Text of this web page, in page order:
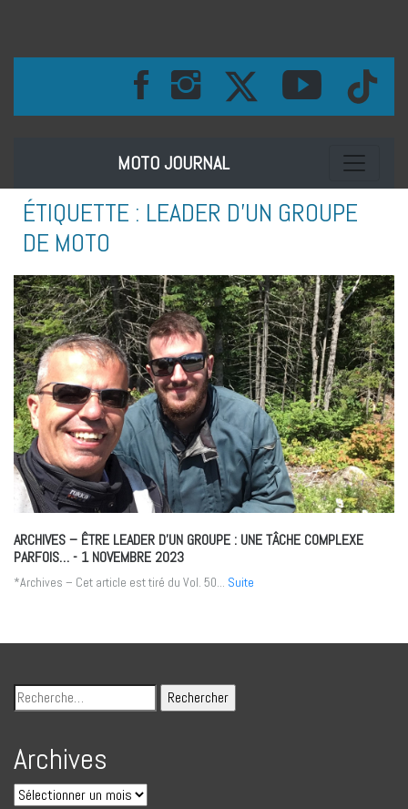
MOTO JOURNAL Toggle
ÉTIQUETTE : LEADER D’UN GROUPE
DE MOTO
ARCHIVES – ÊTRE LEADER D’UN GROUPE : UNE TÂCHE COMPLEXE
PARFOIS…- 1 NOVEMBRE 2023
*Archives – Cet article est tiré du Vol. 50... Suite
Archives